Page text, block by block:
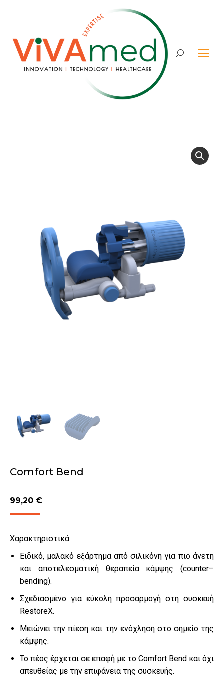
Search:
Comfort Bend
99,20 €
Χαρακτηριστικά:
Ειδικό, μαλακό εξάρτημα από σιλικόνη για πιο άνετη
και αποτελεσματική θεραπεία κάμψης (counter–
bending).
Σχεδιασμένο για εύκολη προσαρμογή στη συσκευή
RestoreX.
Μειώνει την πίεση και την ενόχληση στο σημείο της
κάμψης.
Το πέος έρχεται σε επαφή με το Comfort Bend και όχι
απευθείας με την επιφάνεια της συσκευής.